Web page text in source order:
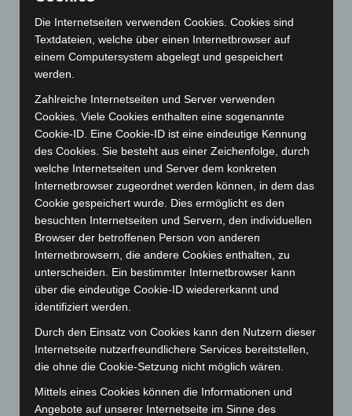
Mai 2026(99)
April 2026(99)
März 2026(115)
Februar 2026
Januar 2026 (122)
Dezember 2025 (103)
November 2025(114)
Oktober 2025(112)
September 2025 (93)
August 2025 (90)
Juli 2025(90)
Juni 2025 (103)
Mai 2025(112)
April 2025(88)
März 2025(111)
Februar 2025
(96)
Dezember 2024(89)
Die Internetseiten verwenden Cookies. Cookies sind
Textdateien, welche über einen Internetbrowser auf
einem Computersystem abgelegt und gespeichert
werden.
Zahlreiche Internetseiten und Server verwenden
Cookies. Viele Cookies enthalten eine sogenannte
Cookie-ID. Eine Cookie-ID ist eine eindeutige Kennung
des Cookies. Sie besteht aus einer Zeichenfolge, durch
welche Internetseiten und Server dem konkreten
Internetbrowser zugeordnet werden können, in dem das
Cookie gespeichert wurde. Dies ermöglicht es den
besuchten Internetseiten und Servern, den individuellen
Browser der betroffenen Person von anderen
Internetbrowsern, die andere Cookies enthalten, zu
unterscheiden. Ein bestimmter Internetbrowser kann
über die eindeutige Cookie-ID wiedererkannt und
identifiziert werden.
Durch den Einsatz von Cookies kann den Nutzern dieser
Internetseite nutzerfreundlichere Services bereitstellen,
die ohne die Cookie-Setzung nicht möglich wären.
Mittels eines Cookies können die Informationen und
Angebote auf unserer Internetseite im Sinne des